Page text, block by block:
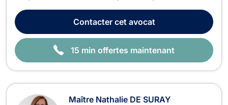
je mets mon expertise au service de mes clients avec deux
engagements constants : réactivité e...
Contactercet avocat
15 min offertes maintenant
Maître Nathalie DE SURAY